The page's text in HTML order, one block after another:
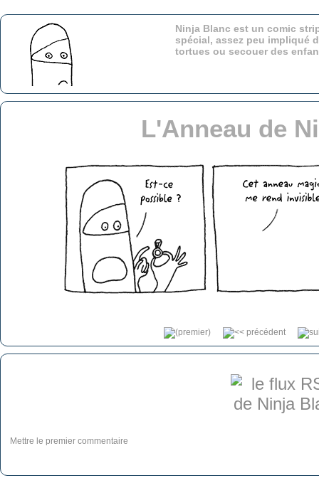
Ninja Blanc est un comic
spécial, assez peu impliqué
tortues ou secouer des
L'Anneau de
Mettre le premier commentaire